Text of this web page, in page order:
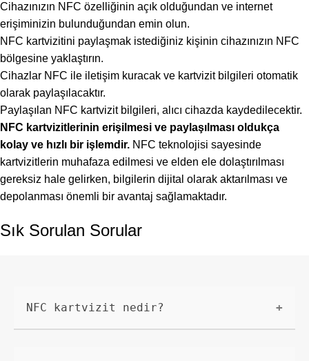
Cihazınızın NFC özelliğinin açık olduğundan ve internet
erişiminizin bulunduğundan emin olun.
NFC kartvizitini paylaşmak istediğiniz kişinin cihazınızın NFC
bölgesine yaklaştırın.
Cihazlar NFC ile iletişim kuracak ve kartvizit bilgileri otomatik
olarak paylaşılacaktır.
Paylaşılan NFC kartvizit bilgileri, alıcı cihazda kaydedilecektir.
NFC kartvizitlerinin erişilmesi ve paylaşılması oldukça
kolay ve hızlı bir işlemdir. NFC teknolojisi sayesinde
kartvizitlerin muhafaza edilmesi ve elden ele dolaştırılması
gereksiz hale gelirken, bilgilerin dijital olarak aktarılması ve
depolanması önemli bir avantaj sağlamaktadır.
Sık Sorulan Sorular
NFC kartvizit nedir?